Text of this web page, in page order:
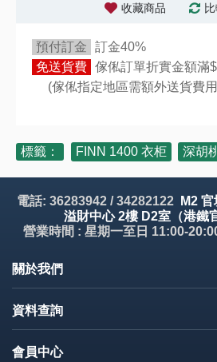
收藏商品
預付訂金
訂金40%
免送貨費 傢俬訂單折實金額滿
(傢俬指定地區需額外送貨費
標籤： FINN 1400 衣柜 深胡
電話: 36283942 / 34282122
M2
溢財中心 2樓 D2室（港鐵
營業時間 : 星期一至日 11:00-
關於我們
資料查詢
會員中心